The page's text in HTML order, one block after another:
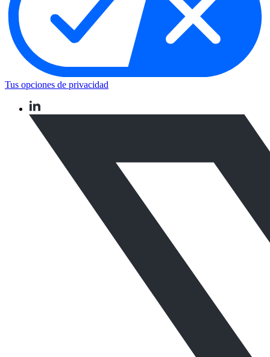
Tus opciones de privacidad